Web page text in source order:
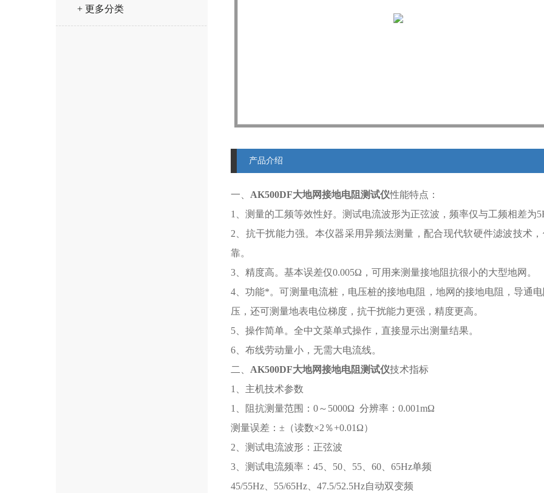
+ 更多分类
产品介绍
一、 AK500DF大地网接地电阻测试仪性能特点：
1、测量的工频等效性好。测试电流波形为正弦波，频率仅与工频相差为
2、抗干扰能力强。本仪器采用异频法测量，配合现代软硬件滤波技术
靠。
3、精度高。基本误差仅0.005Ω，可用来测量接地阻抗很小的大型地网。
4、功能*。可测量电流桩，电压桩的接地电阻，地网的接地电阻，导通
压，还可测量地表电位梯度，抗干扰能力更强，精度更高。
5、操作简单。全中文菜单式操作，直接显示出测量结果。
6、布线劳动量小，无需大电流线。
二、 AK500DF大地网接地电阻测试仪技术指标
1、主机技术参数
1、阻抗测量范围：0～5000Ω 分辨率：0.001mΩ
测量误差：±（读数×2％+0.01Ω）
2、测试电流波形：正弦波
3、测试电流频率：45、50、55、60、65Hz单频
45/55Hz、55/65Hz、47.5/52.5Hz自动双变频